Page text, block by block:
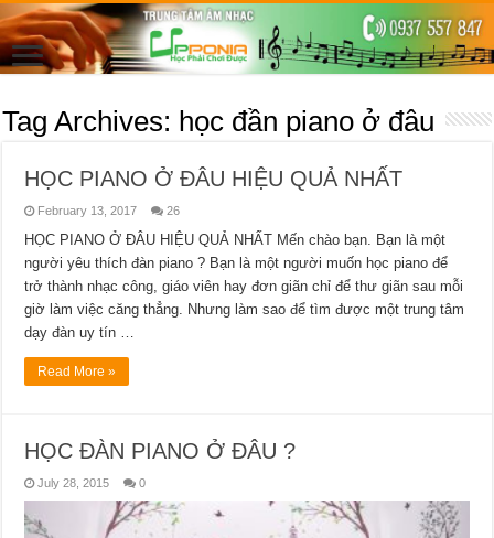
Tag Archives: học đần piano ở đâu
HỌC PIANO Ở ĐÂU HIỆU QUẢ NHẤT
February 13, 2017 26
HỌC PIANO Ở ĐÂU HIỆU QUẢ NHẤT Mến chào bạn. Bạn là một
người yêu thích đàn piano ? Bạn là một người muốn học piano để
trở thành nhạc công, giáo viên hay đơn giãn chỉ để thư giãn sau mỗi
giờ làm việc căng thẳng. Nhưng làm sao để tìm được một trung tâm
dạy đàn uy tín …
Read More »
HỌC ĐÀN PIANO Ở ĐÂU ?
July 28, 2015 0